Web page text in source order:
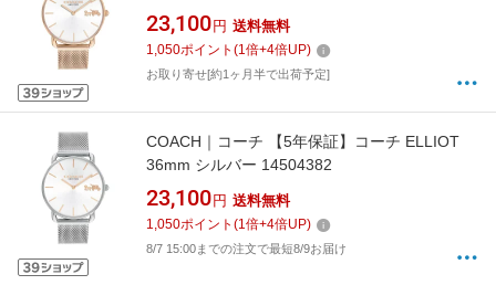
23,100 円 送料無料
1,050ポイント (1倍+4倍UP)
お取り寄せ[約1ヶ月半で出荷予定]
COACH｜コーチ 【5年保証】コーチ ELLIOT
36mm シルバー 14504382
23,100 円 送料無料
1,050ポイント (1倍+4倍UP)
8/7 15:00までの注文で最短8/9お届け